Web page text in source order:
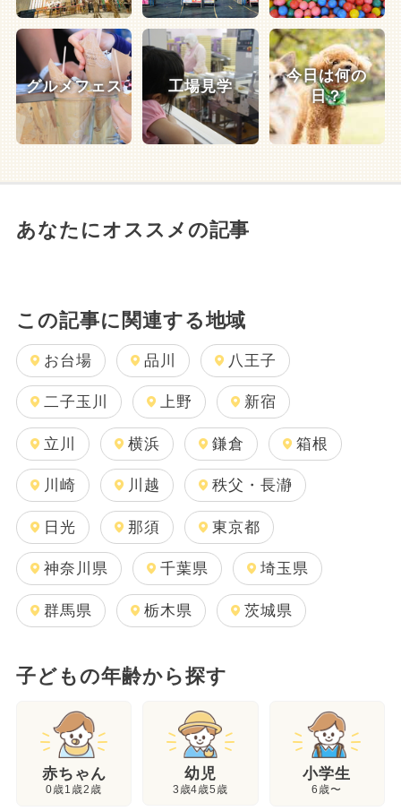
グルメフェス 工場見学
今日は何の
日？
あなたにオススメの記事
この記事に関連する地域
お台場 品川 八王子
二子玉川 上野 新宿
立川 横浜 鎌倉 箱根
川崎 川越 秩父・長瀞
日光 那須 東京都
神奈川県 千葉県 埼玉県
群馬県 栃木県 茨城県
子どもの年齢から探す
赤ちゃん
0歳1歳2歳
幼児
3歳4歳5歳
小学生
6歳〜